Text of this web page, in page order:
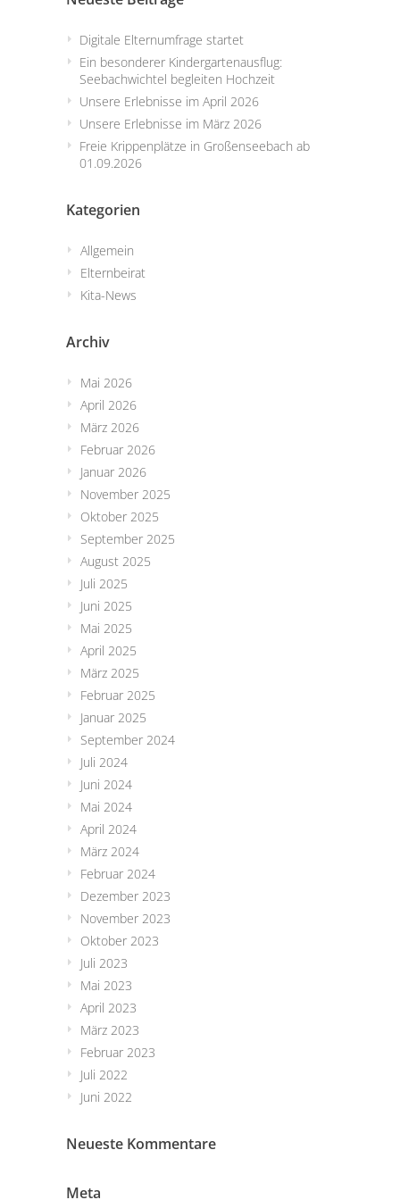
Digitale Elternumfrage startet
Ein besonderer Kindergartenausflug:
Seebachwichtel begleiten Hochzeit
Unsere Erlebnisse im April 2026
Unsere Erlebnisse im März 2026
Freie Krippenplätze in Großenseebach ab
01.09.2026
Kategorien
Allgemein
Elternbeirat
Kita-News
Archiv
Mai 2026
April 2026
März 2026
Februar 2026
Januar 2026
November 2025
Oktober 2025
September 2025
August 2025
Juli 2025
Juni 2025
Mai 2025
April 2025
März 2025
Februar 2025
Januar 2025
September 2024
Juli 2024
Juni 2024
Mai 2024
April 2024
März 2024
Februar 2024
Dezember 2023
November 2023
Oktober 2023
Juli 2023
Mai 2023
April 2023
März 2023
Februar 2023
Juli 2022
Juni 2022
Neueste Kommentare
Meta